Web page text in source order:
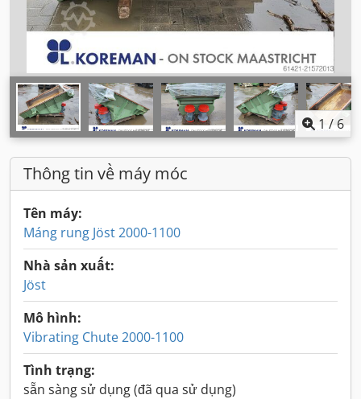
1 /6
Thông tin về máy móc
Tên máy:
Máng rung Jöst 2000-1100
Nhà sản xuất:
Jöst
Mô hình:
Vibrating Chute 2000-1100
Tình trạng:
sẵn sàng sử dụng (đã qua sử dụng)